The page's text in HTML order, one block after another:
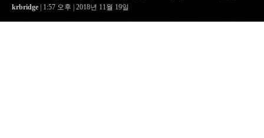
krbridge | 1:57 오후 | 2018년 11월 19일